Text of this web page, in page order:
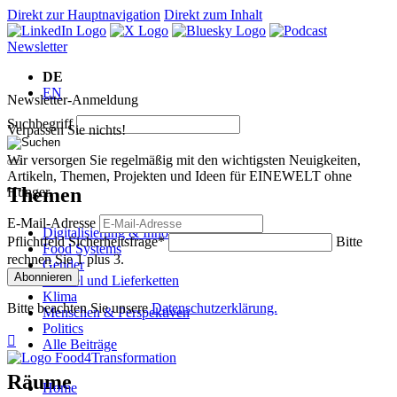
Direkt zur Hauptnavigation Direkt zum Inhalt
Newsletter
DE
EN
Suchbegriff
Themen
Digitalisierung & Innovation
Food Systems
Gender
Handel und Lieferketten
Klima
Menschen & Perspektiven
Politics
Alle Beiträge
Räume
Newsletter-Anmeldung
Verpassen Sie nichts!
Wir versorgen Sie regelmäßig mit den wichtigsten Neuigkeiten,
Artikeln, Themen, Projekten und Ideen für EINEWELT ohne
Hunger.
E-Mail-Adresse
PflichtfeldSicherheitsfrage*
Bitte
rechnen Sie 1 plus 3.
Abonnieren
Bitte beachten Sie unsereDatenschutzerklärung.

Home